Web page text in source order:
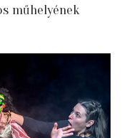
műhelyének